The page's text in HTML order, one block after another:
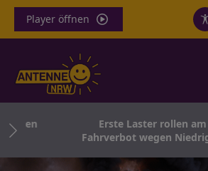
Player öffnen
Erste Laster rollen am
Fahrverbot wegen